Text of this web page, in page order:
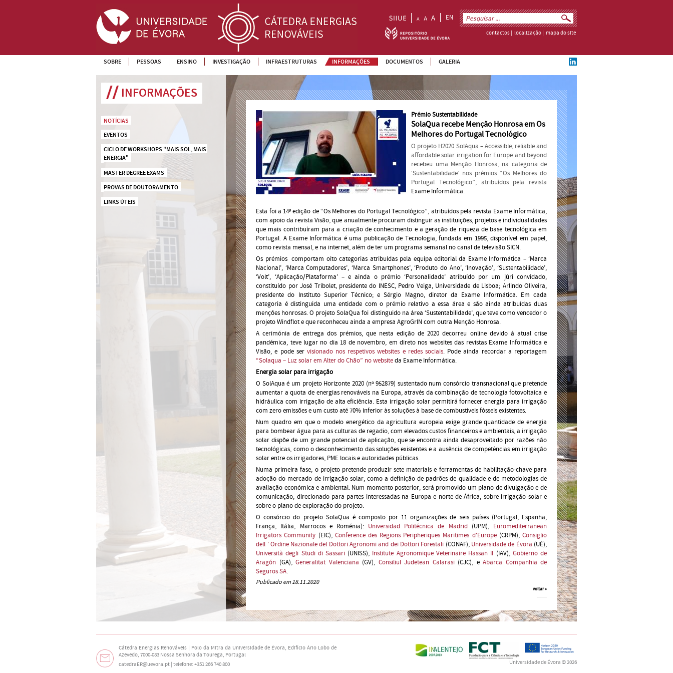
EN
contactos localização mapa do site
SOBRE PESSOAS ENSINO INVESTIGAÇÃO INFRAESTRUTURAS INFORMAÇÕES DOCUMENTOS GALERIA
INFORMAÇÕES
NOTÍCIAS
EVENTOS
CICLO DE WORKSHOPS "MAIS SOL, MAIS
ENERGIA"
MASTER DEGREE EXAMS
PROVAS DE DOUTORAMENTO
LINKS ÚTEIS
Prémio Sustentabilidade
SolaQua recebe Menção Honrosa em Os
Melhores do Portugal Tecnológico
O projeto H2020 SolAqua – Accessible, reliable and
affordable solar irrigation for Europe and beyond
recebeu uma Menção Honrosa, na categoria de
‘Sustentabilidade’ nos prémios “Os Melhores do
Portugal Tecnológico”, atribuídos pela revista
Exame Informática.
Esta foi a 14ª edição de “Os Melhores do Portugal Tecnológico”, atribuídos pela revista Exame Informática,
com apoio da revista Visão, que anualmente procuram distinguir as instituições, projetos e individualidades
que mais contribuíram para a criação de conhecimento e a geração de riqueza de base tecnológica em
Portugal. A Exame Informática é uma publicação de Tecnologia, fundada em 1995, disponível em papel,
como revista mensal, e na internet, além de ter um programa semanal no canal de televisão SICN.
Os prémios comportam oito categorias atribuídas pela equipa editorial da Exame Informática – ‘Marca
Nacional’, ‘Marca Computadores’, ‘Marca Smartphones’, ‘Produto do Ano’, ‘Inovação’, ‘Sustentabilidade’,
‘Volt’, ‘Aplicação/Plataforma’ – e ainda o prémio ‘Personalidade’ atribuído por um júri convidado,
constituído por José Tribolet, presidente do INESC, Pedro Veiga, Universidade de Lisboa; Arlindo Oliveira,
presidente do Instituto Superior Técnico; e Sérgio Magno, diretor da Exame Informática. Em cada
categoria é distinguida uma entidade com o prémio relativo a essa área e são ainda atribuídas duas
menções honrosas. O projeto SolaQua foi distinguido na área ‘Sustentabilidade’, que teve como vencedor o
projeto Windflot e que reconheceu ainda a empresa AgroGrIN com outra Menção Honrosa.
A cerimónia de entrega dos prémios, que nesta edição de 2020 decorreu online devido à atual crise
pandémica, teve lugar no dia 18 de novembro, em direto nos websites das revistas Exame Informática e
Visão, e pode ser visionado nos respetivos websites e redes sociais. Pode ainda recordar a reportagem
“Solaqua – Luz solar em Alter do Chão” no websiteda Exame Informática.
Energia solar para irrigação
O SolAqua é um projeto Horizonte 2020 (nº 952879) sustentado num consórcio transnacional que pretende
aumentar a quota de energias renováveis na Europa, através da combinação de tecnologia fotovoltaica e
hidráulica com irrigação de alta eficiência. Esta irrigação solar permitirá fornecer energia para irrigação
com zero emissões e um custo até 70% inferior às soluções à base de combustíveis fósseis existentes.
Num quadro em que o modelo energético da agricultura europeia exige grande quantidade de energia
para bombear água para as culturas de regadio, com elevados custos financeiros e ambientais, a irrigação
solar dispõe de um grande potencial de aplicação, que se encontra ainda desaproveitado por razões não
tecnológicas, como o desconhecimento das soluções existentes e a ausência de competências em irrigação
solar entre os irrigadores, PME locais e autoridades públicas.
Numa primeira fase, o projeto pretende produzir sete materiais e ferramentas de habilitação-chave para
adoção do mercado de irrigação solar, como a definição de padrões de qualidade e de metodologias de
avaliação económica e ambiental. Num momento posterior, será promovido um plano de divulgação e de
comunicação, direcionado para partes interessadas na Europa e norte de África, sobre irrigação solar e
sobre o plano de exploração do projeto.
O consórcio do projeto SolaQua é composto por 11 organizações de seis países (Portugal, Espanha,
França, Itália, Marrocos e Roménia): Universidad Politécnica de Madrid(UPM), Euromediterranean
Irrigators Community (EIC), Conference des Regions Peripheriques Maritimes d'Europe(CRPM), Consiglio
dell ' Ordine Nazionale del Dottori Agronomi and dei Dottori Forestali (CONAF), Universidade de Évora (UÉ),
Università degli Studi di Sassari (UNISS), Institute Agronomique Veterinaire Hassan II (IAV), Gobierno de
Aragón (GA),Generalitat Valenciana (GV), Consiliul Judetean Calarasi(CJC), eAbarca Companhia de
Seguros SA.
Publicado em 18.11.2020
voltar »
Cátedra Energias Renováveis | Polo da Mitra da Universidade de Évora, Edifício Ário Lobo de
Azevedo, 7000-083 Nossa Senhora da Tourega, Portugal
catedraER@uevora.pt | telefone: +351 266 740 800 Universidade de Évora © 2026